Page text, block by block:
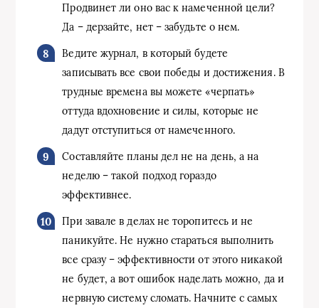
Продвинет ли оно вас к намеченной цели?
Да – дерзайте, нет – забудьте о нем.
Ведите журнал, в который будете
записывать все свои победы и достижения. В
трудные времена вы можете «черпать»
оттуда вдохновение и силы, которые не
дадут отступиться от намеченного.
Составляйте планы дел не на день, а на
неделю – такой подход гораздо
эффективнее.
При завале в делах не торопитесь и не
паникуйте. Не нужно стараться выполнить
все сразу – эффективности от этого никакой
не будет, а вот ошибок наделать можно, да и
нервную систему сломать. Начните с самых